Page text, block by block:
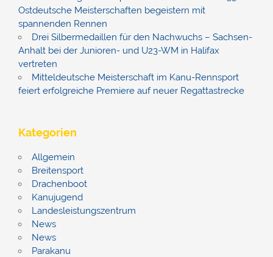
Ostdeutsche Meisterschaften begeistern mit
spannenden Rennen
Drei Silbermedaillen für den Nachwuchs – Sachsen-
Anhalt bei der Junioren- und U23-WM in Halifax
vertreten
Mitteldeutsche Meisterschaft im Kanu-Rennsport
feiert erfolgreiche Premiere auf neuer Regattastrecke
Kategorien
Allgemein
Breitensport
Drachenboot
Kanujugend
Landesleistungszentrum
News
News
Parakanu